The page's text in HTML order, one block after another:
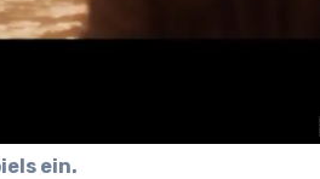
ein.